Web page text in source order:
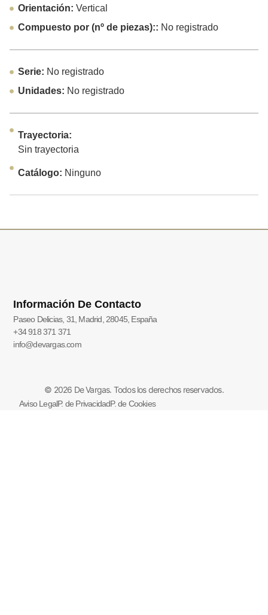
Orientación: Vertical
Compuesto por (nº de piezas):: No registrado
Serie: No registrado
Unidades: No registrado
Trayectoria:
Sin trayectoria
Catálogo: Ninguno
Información De Contacto
Paseo Delicias, 31, Madrid, 28045, España
+34 918 371 371
info@devargas.com
© 2026 De Vargas. Todos los derechos reservados.
Aviso LegalP. de PrivacidadP. de Cookies